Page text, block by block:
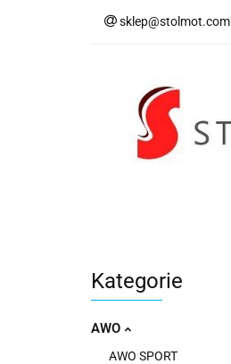
sklep@stolmot.com
Kategorie
AWO
AWO SPORT